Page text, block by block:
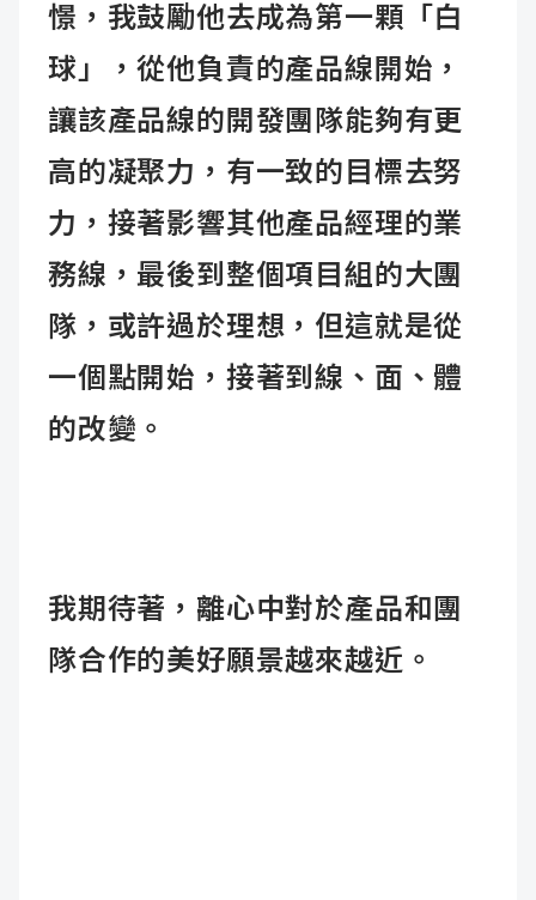
憬，我鼓勵他去成為第一顆「白
球」，從他負責的產品線開始，
讓該產品線的開發團隊能夠有更
高的凝聚力，有一致的目標去努
力，接著影響其他產品經理的業
務線，最後到整個項目組的大團
隊，或許過於理想，但這就是從
一個點開始，接著到線、面、體
的改變。
我期待著，離心中對於產品和團
隊合作的美好願景越來越近。